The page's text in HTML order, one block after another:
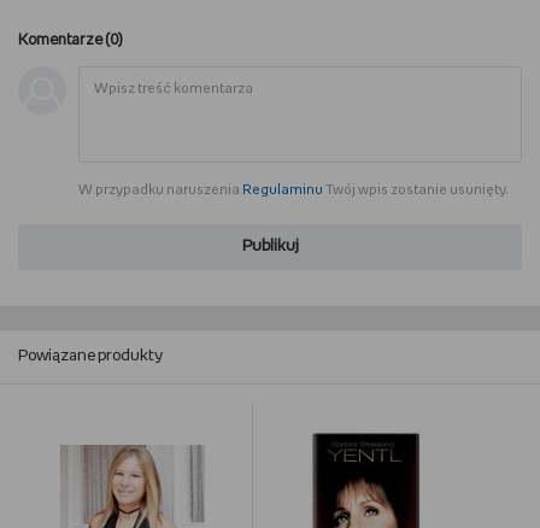
Komentarze (0)
W przypadku naruszenia Regulaminu Twój wpis zostanie usunięty.
Publikuj
Powiązane produkty